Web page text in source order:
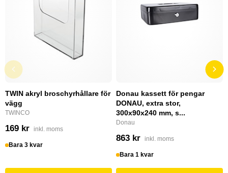
TWIN akryl broschyrhållare för
vägg
TWINCO
169 kr inkl. moms
Bara 3 kvar
Donau kassett för pengar
DONAU, extra stor,
300x90x240 mm, s...
Donau
863 kr inkl. moms
Bara 1 kvar